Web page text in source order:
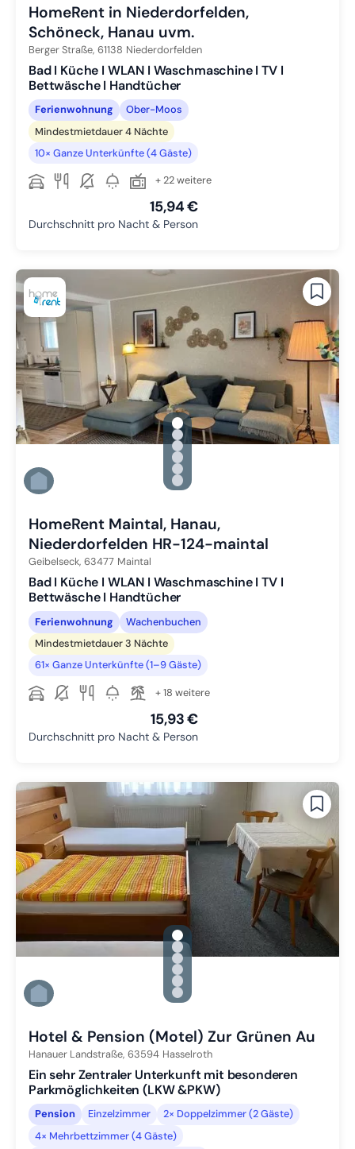
HomeRent in Niederdorfelden,
Schöneck, Hanau uvm.
Berger Straße, 61138 Niederdorfelden
Bad I Küche I WLAN I Waschmaschine I TV I
Bettwäsche I Handtücher
Ferienwohnung
Ober-Moos
Mindestmietdauer 4 Nächte
10× Ganze Unterkünfte (4 Gäste)
+ 22 weitere
15,94 €
Durchschnitt pro Nacht & Person
gallery.slide_selector
Zu Slide 1 wechseln
Zu Slide 2 wechseln
Zu Slide 3 wechseln
Zu Slide 4 wechseln
Zu Slide 5 wechseln
Zu Slide 6 wechseln
HomeRent Maintal, Hanau,
Niederdorfelden HR-124-maintal
Geibelseck, 63477 Maintal
Bad I Küche I WLAN I Waschmaschine I TV I
Bettwäsche I Handtücher
Ferienwohnung
Wachenbuchen
Mindestmietdauer 3 Nächte
61× Ganze Unterkünfte (1–9 Gäste)
+ 18 weitere
15,93 €
Durchschnitt pro Nacht & Person
gallery.slide_selector
Zu Slide 1 wechseln
Zu Slide 2 wechseln
Zu Slide 3 wechseln
Zu Slide 4 wechseln
Zu Slide 5 wechseln
Zu Slide 6 wechseln
Hotel & Pension (Motel) Zur Grünen Au
Hanauer Landstraße, 63594 Hasselroth
Ein sehr Zentraler Unterkunft mit besonderen
Parkmöglichkeiten (LKW &PKW)
Pension Einzelzimmer
2× Doppelzimmer (2 Gäste)
4× Mehrbettzimmer (4 Gäste)